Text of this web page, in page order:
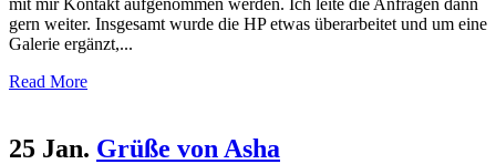
mit mir Kontakt aufgenommen werden. Ich leite die Anfragen dann
gern weiter. Insgesamt wurde die HP etwas überarbeitet und um eine
Galerie ergänzt,...
Read More
25 Jan. Grüße von Asha